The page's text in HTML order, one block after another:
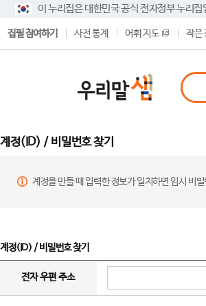
이 누리집은 대한민국 공식 전자정부 누리집
집필 참여하기 사전 통계 어휘 지도 작은
계정(ID) / 비밀번호 찾기
계정을 만들 때 입력한 정보가 일치하면 임시 비
계정(ID) / 비밀번호 찾기
전자 우편 주소